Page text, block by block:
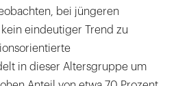
bei jüngeren
eindeutiger Trend zu
in dieser Altersgruppe um